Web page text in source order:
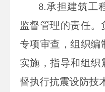
8.承担建筑工
监督管理的责任
专项审查，组织编
实施，指导和组织
督执行抗震设防技